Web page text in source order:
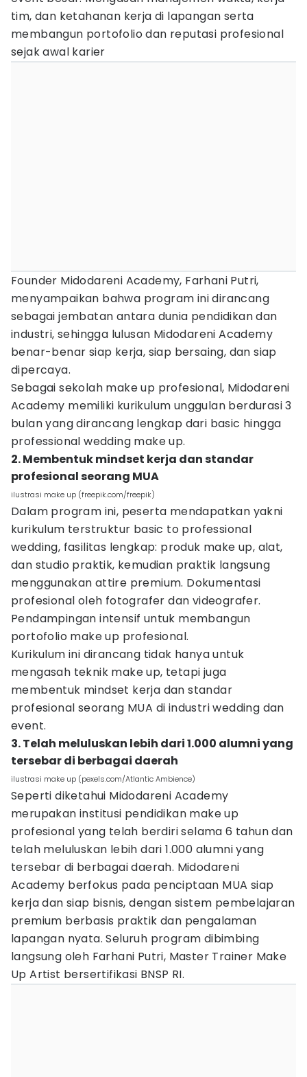
tim, dan ketahanan kerja di lapangan serta
membangun portofolio dan reputasi profesional
sejak awal karier
Founder Midodareni Academy, Farhani Putri,
menyampaikan bahwa program ini dirancang
sebagai jembatan antara dunia pendidikan dan
industri, sehingga lulusan Midodareni Academy
benar-benar siap kerja, siap bersaing, dan siap
dipercaya.
Sebagai sekolah make up profesional, Midodareni
Academy memiliki kurikulum unggulan berdurasi 3
bulan yang dirancang lengkap dari basic hingga
professional wedding make up.
2. Membentuk mindset kerja dan standar
profesional seorang MUA
ilustrasi make up (freepik.com/freepik)
Dalam program ini, peserta mendapatkan yakni
kurikulum terstruktur basic to professional
wedding, fasilitas lengkap: produk make up, alat,
dan studio praktik, kemudian praktik langsung
menggunakan attire premium. Dokumentasi
profesional oleh fotografer dan videografer.
Pendampingan intensif untuk membangun
portofolio make up profesional.
Kurikulum ini dirancang tidak hanya untuk
mengasah teknik make up, tetapi juga
membentuk mindset kerja dan standar
profesional seorang MUA di industri wedding dan
event.
3. Telah meluluskan lebih dari 1.000 alumni yang
tersebar di berbagai daerah
ilustrasi make up (pexels.com/Atlantic Ambience)
Seperti diketahui Midodareni Academy
merupakan institusi pendidikan make up
profesional yang telah berdiri selama 6 tahun dan
telah meluluskan lebih dari 1.000 alumni yang
tersebar di berbagai daerah. Midodareni
Academy berfokus pada penciptaan MUA siap
kerja dan siap bisnis, dengan sistem pembelajaran
premium berbasis praktik dan pengalaman
lapangan nyata. Seluruh program dibimbing
langsung oleh Farhani Putri, Master Trainer Make
Up Artist bersertifikasi BNSP RI.